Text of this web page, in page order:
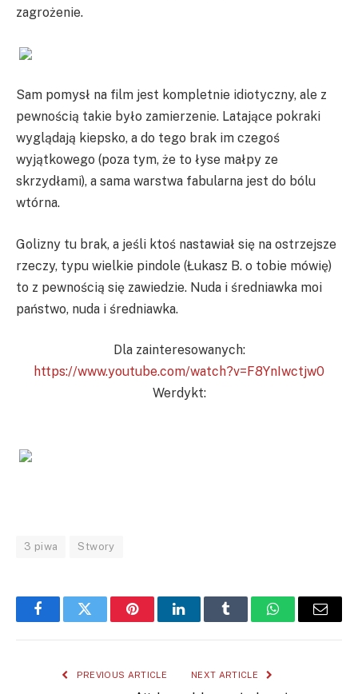
zagrożenie.
Sam pomysł na film jest kompletnie idiotyczny, ale z
pewnością takie było zamierzenie. Latające pokraki
wyglądają kiepsko, a do tego brak im czegoś
wyjątkowego (poza tym, że to łyse małpy ze
skrzydłami), a sama warstwa fabularna jest do bólu
wtórna.
Golizny tu brak, a jeśli ktoś nastawiał się na ostrzejsze
rzeczy, typu wielkie pindole (Łukasz B. o tobie mówię)
to z pewnością się zawiedzie. Nuda i średniawka moi
państwo, nuda i średniawka.
Dla zainteresowanych:
https://www.youtube.com/watch?v=F8YnIwctjw0
Werdykt:
3 piwa Stwory
FacebookTwitter PinterestLinkedInTumblr WhatsAppEmail
PREVIOUS ARTICLE NEXT ARTICLE